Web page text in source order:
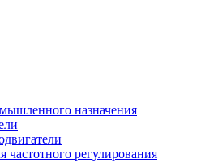
назначения
регулирования